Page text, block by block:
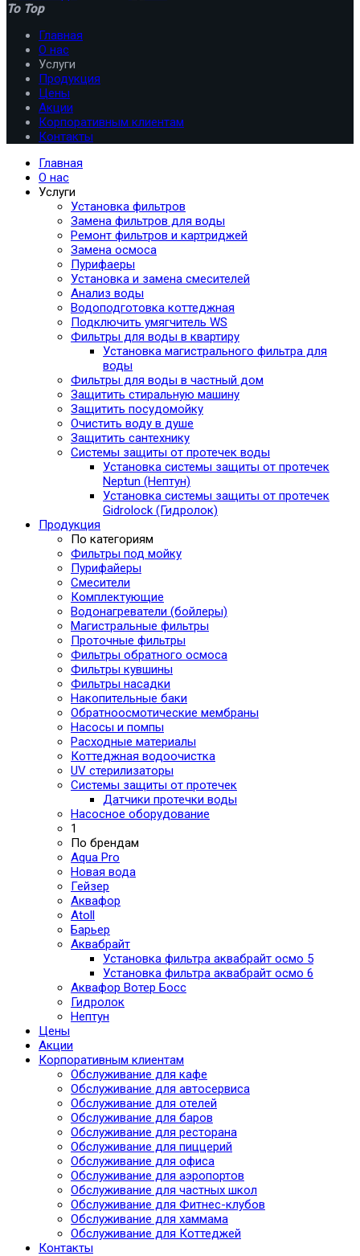
To Top
Главная
О нас
Услуги
Продукция
Цены
Акции
Корпоративным клиентам
Контакты
Главная
О нас
Услуги
Установка фильтров
Замена фильтров для воды
Ремонт фильтров и картриджей
Замена осмоса
Пурифаеры
Установка и замена смесителей
Анализ воды
Водоподготовка коттеджная
Подключить умягчитель WS
Фильтры для воды в квартиру
Установка магистрального фильтра для
воды
Фильтры для воды в частный дом
Защитить стиральную машину
Защитить посудомойку
Очистить воду в душе
Защитить сантехнику
Системы защиты от протечек воды
Установка системы защиты от протечек
Neptun (Нептун)
Установка системы защиты от протечек
Gidrolock (Гидролок)
Продукция
По категориям
Фильтры под мойку
Пурифайеры
Смесители
Комплектующие
Водонагреватели (бойлеры)
Магистральные фильтры
Проточные фильтры
Фильтры обратного осмоса
Фильтры кувшины
Фильтры насадки
Накопительные баки
Обратноосмотические мембраны
Насосы и помпы
Расходные материалы
Коттеджная водоочистка
UV стерилизаторы
Системы защиты от протечек
Датчики протечки воды
Насосное оборудование
1
По брендам
Aqua Pro
Новая вода
Гейзер
Аквафор
Atoll
Барьер
Аквабрайт
Установка фильтра аквабрайт осмо 5
Установка фильтра аквабрайт осмо 6
Аквафор Вотер Босс
Гидролок
Нептун
Цены
Акции
Корпоративным клиентам
Обслуживание для кафе
Обслуживание для автосервиса
Обслуживание для отелей
Обслуживание для баров
Обслуживание для ресторана
Обслуживание для пиццерий
Обслуживание для офиса
Обслуживание для аэропортов
Обслуживание для частных школ
Обслуживание для Фитнес-клубов
Обслуживание для хаммама
Обслуживание для Коттеджей
Контакты